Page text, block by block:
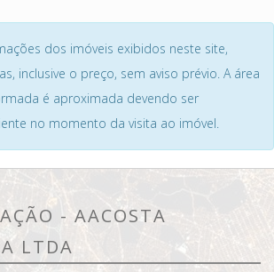
dos imóveis exibidos neste site,
inclusive o preço, sem aviso prévio. A área
é aproximada devendo ser
no momento da visita ao imóvel.
- AACOSTA
LTDA